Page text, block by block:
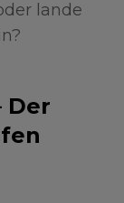
lande
Der